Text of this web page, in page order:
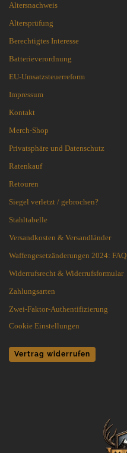
Altersnachweis
Altersprüfung
Berechtigtes Interesse
Batterieverordnung
EU-Umsatzsteuerreform
Impressum
Kontakt
Merch-Shop
Privatsphäre und Datenschutz
Ratenkauf
Retouren
Siegel verletzt / gebrochen?
Stahltabelle
Versandkosten & Versandländer
Waffengesetzänderungen 2024: FAQ
Widerrufsrecht & Widerrufsformular
Zahlungsarten
Zwei-Faktor-Authentifizierung
Cookie Einstellungen
Vertrag widerrufen